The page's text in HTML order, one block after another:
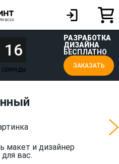
16
СЕКУНДЫ
РАЗРАБОТКА
ДИЗАЙНА
БЕСПЛАТНО
ЗАКАЗАТЬ
макет и дизайнер
вас.